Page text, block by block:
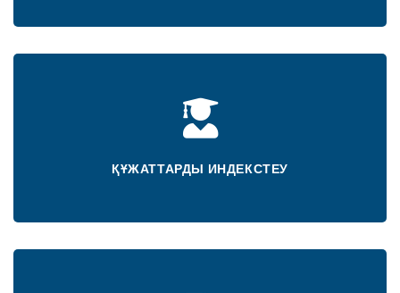
ҚҰЖАТТАРДЫ ИНДЕКСТЕУ